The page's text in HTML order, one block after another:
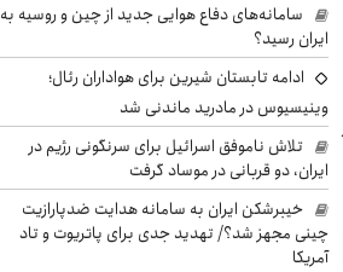
سامانه‌های دفاع هوایی جدید از چین و روسیه به
ایران رسید؟
ادامه تابستان شیرین برای هواداران رئال؛
وینیسیوس در مادرید ماندنی شد
تلاش ناموفق اسرائیل برای سرنگونی رژیم در
ایران، دو قربانی در موساد گرفت
خیبرشکن ایران به سامانه هدایت ضدپارازیت
چینی مجهز شد؟/ تهدید جدی برای پاتریوت و تاد
آمریکا